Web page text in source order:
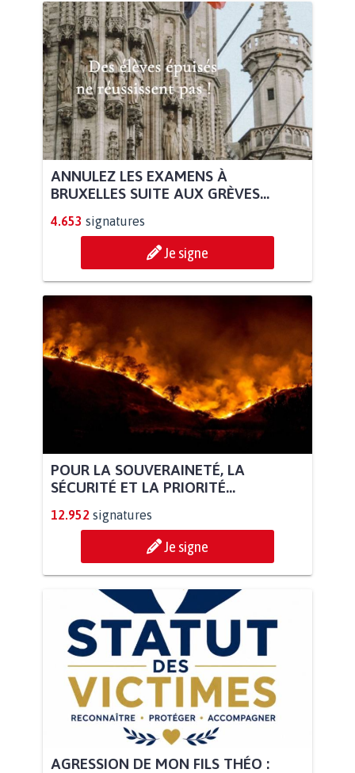
ANNULEZ LES EXAMENS À
BRUXELLES SUITE AUX GRÈVES...
4.653 signatures
Je signe
POUR LA SOUVERAINETÉ, LA
SÉCURITÉ ET LA PRIORITÉ...
12.952 signatures
Je signe
AGRESSION DE MON FILS THÉO :